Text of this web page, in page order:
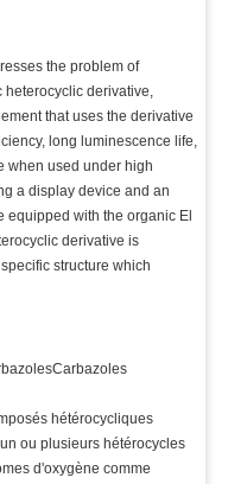
the problem of
heterocyclic derivative,
that uses the derivative
long luminescence life,
when used under high
a display device and an
equipped with the organic El
derivative is
structure which
hétérocycliques
ou plusieurs hétérocycles
d'oxygène comme